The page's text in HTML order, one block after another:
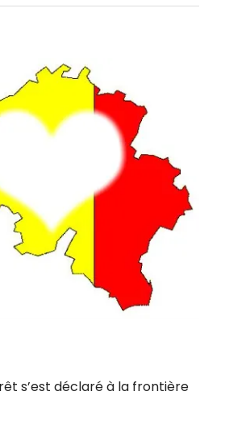
s’est déclaré à la frontière